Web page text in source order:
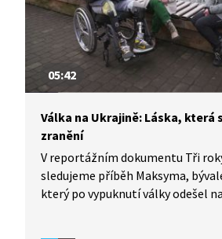
05:42
Válka na Ukrajině: Láska, která
zranění
V reportážním dokumentu Tři
sledujeme příběh Maksyma,
který po vypuknutí války odešel